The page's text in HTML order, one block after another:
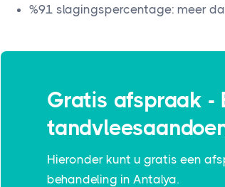
%91 slagingspercentage: meer
Gratis afspraak -
Hieronder kunt u gratis een
behandeling in Antalya.